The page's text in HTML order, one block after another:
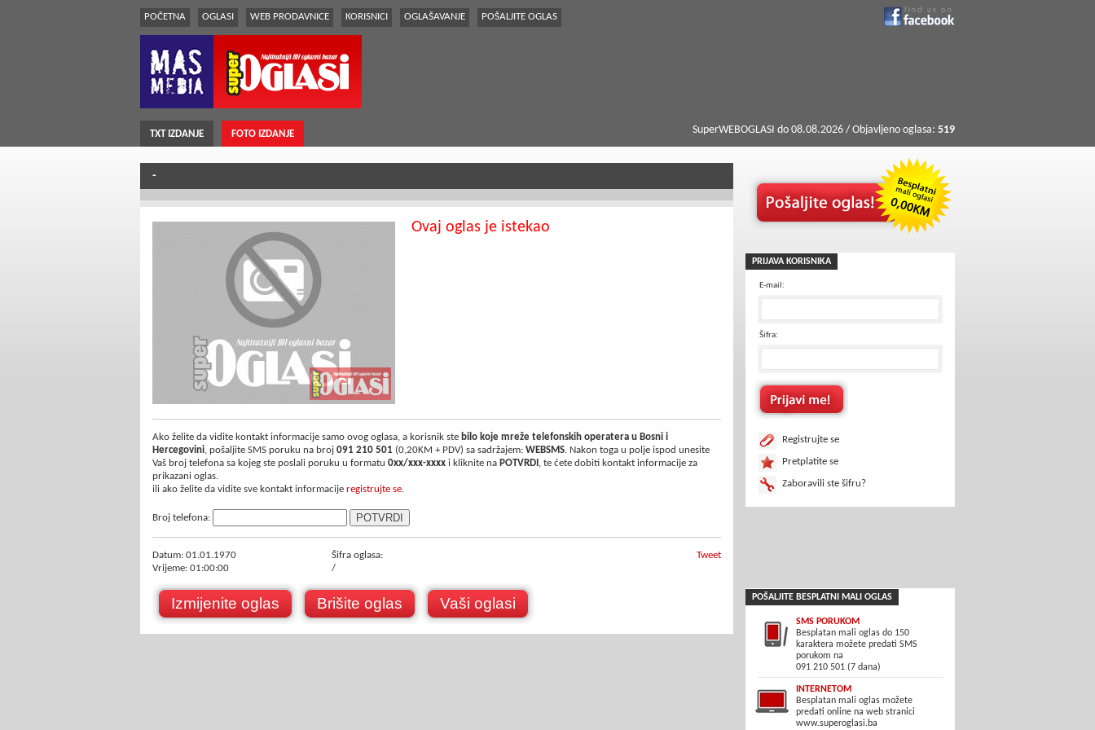
POČETNA OGLASI WEB PRODAVNICE KORISNICI OGLAŠAVANJE POŠALJITE OGLAS
TXT IZDANJE FOTO IZDANJE SuperWEBOGLASI do 08.08.2026 / Objavljeno oglasa: 519
-
Ovaj oglas je istekao
Ako želite da vidite kontakt informacije samo ovog oglasa, a korisnik ste bilo koje mreže telefonskih operatera u Bosni i
Hercegovini, pošaljite SMS poruku na broj 091 210 501 (0,20KM + PDV) sa sadržajem: WEBSMS. Nakon toga u polje ispod unesite
Vaš broj telefona sa kojeg ste poslali poruku u formatu 0xx/xxx-xxxx i kliknite na POTVRDI , te ćete dobiti kontakt informacije za
prikazani oglas.
ili ako želite da vidite sve kontakt informacije registrujte se.
Broj telefona:
Datum: 01.01.1970
Vrijeme: 01:00:00
Šifra oglasa:
/
Tweet
Izmijenite oglas Brišite oglas Vaši oglasi
PRIJAVA KORISNIKA
E-mail:
Šifra:
Registrujte se
Pretplatite se
Zaboravili ste šifru?
POŠALJITE BESPLATNI MALI OGLAS
SMS PORUKOM
Besplatan mali oglas do 150
karaktera možete predati SMS
porukom na
091 210 501 (7 dana)
INTERNETOM
Besplatan mali oglas možete
predati online na web stranici
www.superoglasi.ba